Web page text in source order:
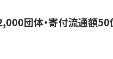
団体・寄付流通額50